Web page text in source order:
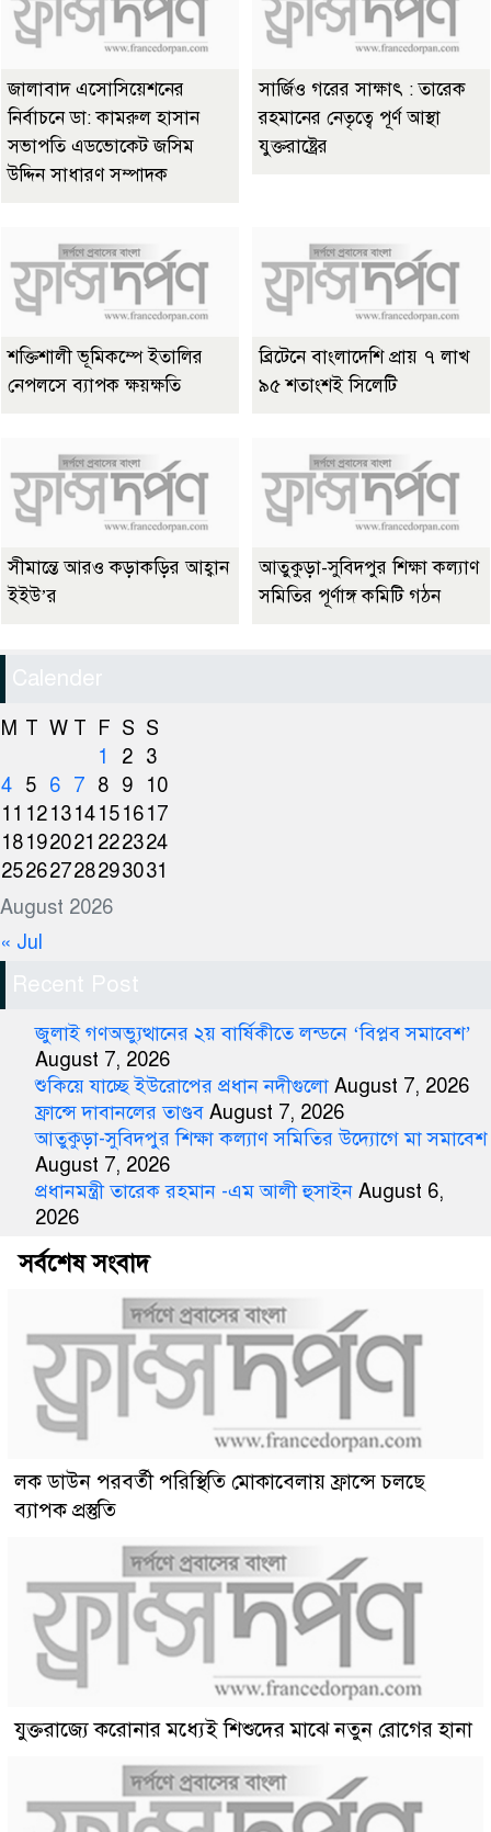
জালাবাদ এসোসিয়েশনের
নির্বাচনে ডা: কামরুল হাসান
সভাপতি এডভোকেট জসিম
উদ্দিন সাধারণ সম্পাদক
সার্জিও গরের সাক্ষাৎ : তারেক
রহমানের নেতৃত্বে পূর্ণ আস্থা
যুক্তরাষ্ট্রের
শক্তিশালী ভূমিকম্পে ইতালির
নেপলসে ব্যাপক ক্ষয়ক্ষতি
ব্রিটেনে বাংলাদেশি প্রায় ৭ লাখ
৯৫ শতাংশই সিলেটি
সীমান্তে আরও কড়াকড়ির আহ্বান
ইইউ’র
আতুকুড়া-সুবিদপুর শিক্ষা কল্যাণ
সমিতির পূর্ণাঙ্গ কমিটি গঠন
Calender
August 2026
M T W T F S S
1
2 3
4 5 6 7 8 9
10
11 121314151617
18192021 222324
25262728293031
« Jul
Recent Post
জুলাই গণঅভ্যুত্থানের ২য় বার্ষিকীতে লন্ডনে ‘বিপ্লব সমাবেশ’
August 7, 2026
শুকিয়ে যাচ্ছে ইউরোপের প্রধান নদীগুলো August 7, 2026
ফ্রান্সে দাবানলের তাণ্ডব August 7, 2026
আতুকুড়া-সুবিদপুর শিক্ষা কল্যাণ সমিতির উদ্যোগে মা সমাবেশ
August 7, 2026
প্রধানমন্ত্রী তারেক রহমান -এম আলী হুসাইন August 6,
2026
সর্বশেষ সংবাদ
লক ডাউন পরবর্তী পরিস্থিতি মোকাবেলায় ফ্রান্সে চলছে
ব্যাপক প্রস্তুতি
যুক্তরাজ্যে করোনার মধ্যেই শিশুদের মাঝে নতুন রোগের হানা